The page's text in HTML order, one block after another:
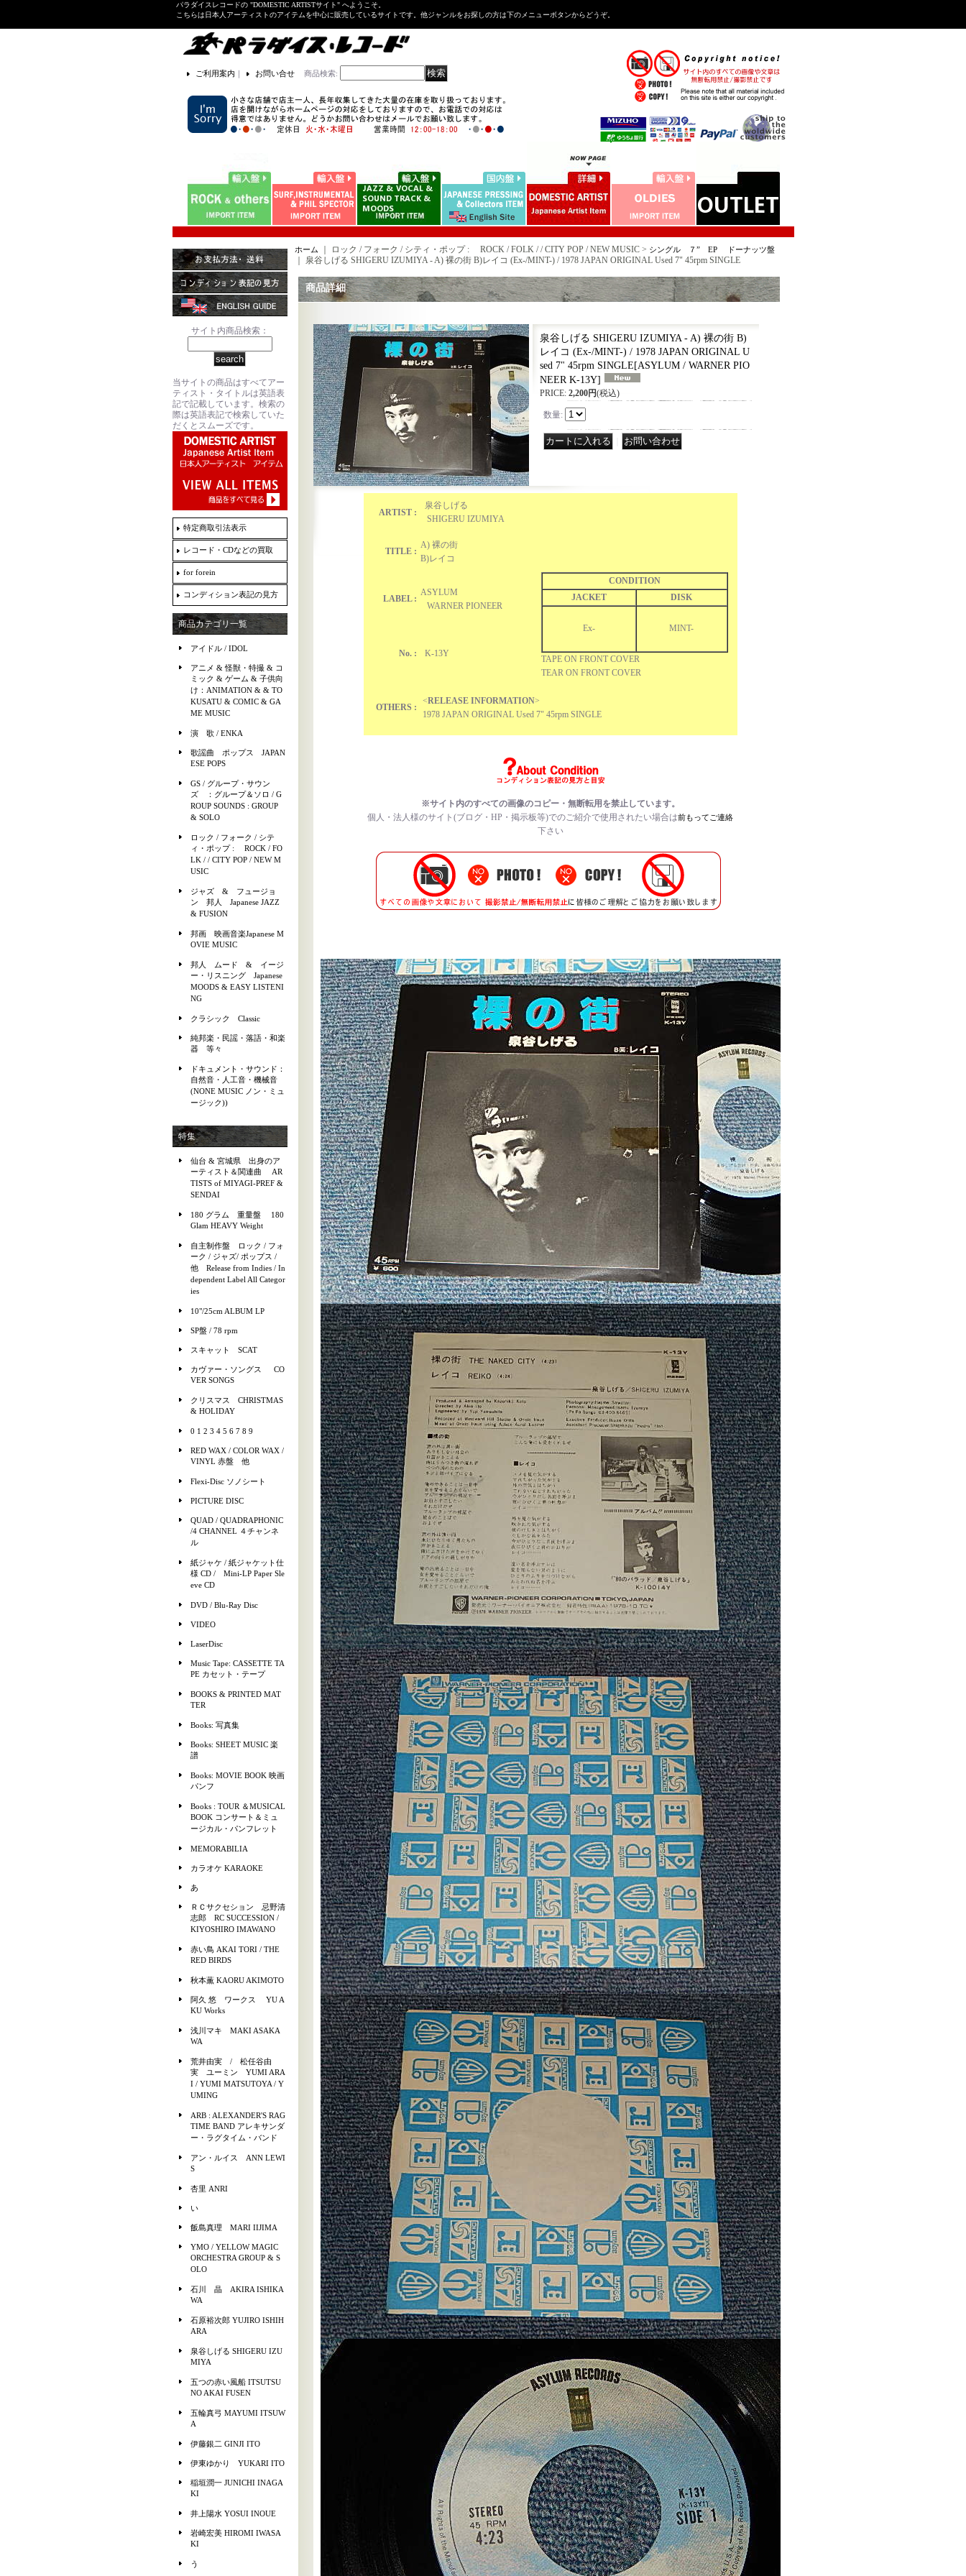
パラダイスレコードの "DOMESTIC ARTISTサイト" へようこそ。
こちらは日本人アーティストのアイテムを中心に販売しているサイトです。他ジャンルをお探しの方は下のメニューボタンからどうぞ。
ご利用案内 ｜ お問い合せ 商品検索:
サイト内商品検索：
当サイトの商品はすべてアー
ティスト・タイトルは英語表
記で記載しています。検索の
際は英語表記で検索していた
だくとスムーズです。
特定商取引法表示
レコード・CDなどの買取
for forein
コンディション表記の見方
商品カテゴリ一覧
アイドル / IDOL
アニメ & 怪獣・特撮 & コ
ミック & ゲーム & 子供向
け：ANIMATION & & TO
KUSATU & COMIC & GA
ME MUSIC
演 歌 / ENKA
歌謡曲 ポップス JAPAN
ESE POPS
GS / グループ・サウン
ズ ：グループ＆ソロ / G
ROUP SOUNDS : GROUP
& SOLO
ロック / フォーク / シテ
ィ・ポップ : ROCK / FO
LK / / CITY POP / NEW M
USIC
ジャズ & フュージョ
ン 邦人 Japanese JAZZ
& FUSION
邦画 映画音楽Japanese M
OVIE MUSIC
邦人 ムード & イージ
ー・リスニング Japanese
MOODS & EASY LISTENI
NG
クラシック Classic
純邦楽・民謡・落語・和楽
器 等々
ドキュメント・サウンド：
自然音・人工音・機械音
(NONE MUSIC ノン・ミュ
ージック))
特集
仙台 & 宮城県 出身のア
ーティスト＆関連曲 AR
TISTS of MIYAGI-PREF &
SENDAI
180 グラム 重量盤 180
Glam HEAVY Weight
自主制作盤 ロック / フォ
ーク / ジャズ/ ポップス /
他 Release from Indies / In
dependent Label All Categor
ies
10"/25cm ALBUM LP
SP盤 / 78 rpm
スキャット SCAT
カヴァー・ソングス CO
VER SONGS
クリスマス CHRISTMAS
& HOLIDAY
0 1 2 3 4 5 6 7 8 9
RED WAX / COLOR WAX /
VINYL 赤盤 他
Flexi-Disc ソノシート
PICTURE DISC
QUAD / QUADRAPHONIC
/4 CHANNEL ４チャンネ
ル
紙ジャケ / 紙ジャケット仕
様 CD / Mini-LP Paper Sle
eve CD
DVD / Blu-Ray Disc
VIDEO
LaserDisc
Music Tape: CASSETTE TA
PE カセット・テープ
BOOKS & PRINTED MAT
TER
Books: 写真集
Books: SHEET MUSIC 楽
譜
Books: MOVIE BOOK 映画
パンフ
Books : TOUR ＆MUSICAL
BOOK コンサート＆ミュ
ージカル・パンフレット
MEMORABILIA
カラオケ KARAOKE
あ
ＲＣサクセション 忌野清
志郎 RC SUCCESSION /
KIYOSHIRO IMAWANO
赤い鳥 AKAI TORI / THE
RED BIRDS
秋本薫 KAORU AKIMOTO
阿久 悠 ワークス YU A
KU Works
浅川マキ MAKI ASAKA
WA
荒井由実 / 松任谷由
実 ユーミン YUMI ARA
I / YUMI MATSUTOYA / Y
UMING
ARB : ALEXANDER'S RAG
TIME BAND アレキサンダ
ー・ラグタイム・バンド
アン・ルイス ANN LEWI
S
杏里 ANRI
い
飯島真理 MARI IIJIMA
YMO / YELLOW MAGIC
ORCHESTRA GROUP & S
OLO
石川 晶 AKIRA ISHIKA
WA
石原裕次郎 YUJIRO ISHIH
ARA
泉谷しげる SHIGERU IZU
MIYA
五つの赤い風船 ITSUTSU
NO AKAI FUSEN
五輪真弓 MAYUMI ITSUW
A
伊藤銀二 GINJI ITO
伊東ゆかり YUKARI ITO
稲垣潤一 JUNICHI INAGA
KI
井上陽水 YOSUI INOUE
岩崎宏美 HIROMI IWASA
KI
う
ホーム ｜ ロック / フォーク / シティ・ポップ : ROCK / FOLK / / CITY POP / NEW MUSIC > シングル ７” EP ドーナッツ盤
泉谷しげる SHIGERU IZUMIYA - A) 裸の街 B)レイコ (Ex-/MINT-) / 1978 JAPAN ORIGINAL Used 7" 45rpm SINGLE
商品詳細
泉谷しげる SHIGERU IZUMIYA - A) 裸の街 B)
レイコ (Ex-/MINT-) / 1978 JAPAN ORIGINAL U
sed 7" 45rpm SINGLE [ASYLUM / WARNER PIO
NEER K-13Y]
PRICE: 2,200円(税込)
数量:
ARTIST :
泉谷しげる
SHIGERU IZUMIYA
TITLE :
A) 裸の街
B)レイコ
LABEL :
ASYLUM
WARNER PIONEER
CONDITION
JACKET
DISK
Ex- MINT-
TAPE ON FRONT COVER
TEAR ON FRONT COVER
No. : K-13Y
OTHERS :
<RELEASE INFORMATION>
1978 JAPAN ORIGINAL Used 7" 45rpm SINGLE
※サイト内のすべての画像のコピー・無断転用を禁止しています。
個人・法人様のサイト(ブログ・HP・掲示板等)でのご紹介で使用されたい場合は前もってご連絡
下さい